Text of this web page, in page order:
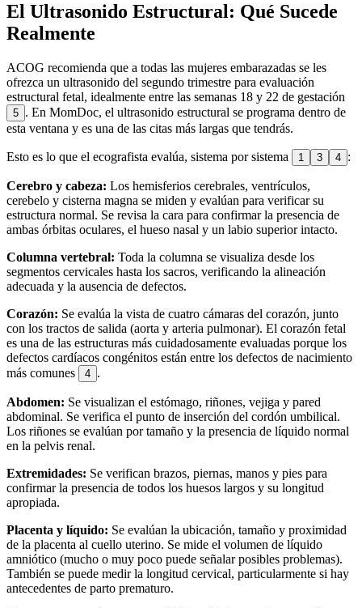
El Ultrasonido Estructural: Qué Sucede
Realmente
ACOG recomienda que a todas las mujeres embarazadas se les
ofrezca un ultrasonido del segundo trimestre para evaluación
estructural fetal, idealmente entre las semanas 18 y 22 de gestación
5 . En MomDoc, el ultrasonido estructural se programa dentro de
esta ventana y es una de las citas más largas que tendrás.
Esto es lo que el ecografista evalúa, sistema por sistema 1 3 4 :
Cerebro y cabeza: Los hemisferios cerebrales, ventrículos,
cerebelo y cisterna magna se miden y evalúan para verificar su
estructura normal. Se revisa la cara para confirmar la presencia de
ambas órbitas oculares, el hueso nasal y un labio superior intacto.
Columna vertebral: Toda la columna se visualiza desde los
segmentos cervicales hasta los sacros, verificando la alineación
adecuada y la ausencia de defectos.
Corazón: Se evalúa la vista de cuatro cámaras del corazón, junto
con los tractos de salida (aorta y arteria pulmonar). El corazón fetal
es una de las estructuras más cuidadosamente evaluadas porque los
defectos cardíacos congénitos están entre los defectos de nacimiento
más comunes
4 .
Abdomen: Se visualizan el estómago, riñones, vejiga y pared
abdominal. Se verifica el punto de inserción del cordón umbilical.
Los riñones se evalúan por tamaño y la presencia de líquido normal
en la pelvis renal.
Extremidades: Se verifican brazos, piernas, manos y pies para
confirmar la presencia de todos los huesos largos y su longitud
apropiada.
Placenta y líquido: Se evalúan la ubicación, tamaño y proximidad
de la placenta al cuello uterino. Se mide el volumen de líquido
amniótico (mucho o muy poco puede señalar posibles problemas).
También se puede medir la longitud cervical, particularmente si hay
antecedentes de parto prematuro.